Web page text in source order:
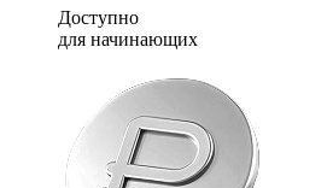
Доступно
для начинающих